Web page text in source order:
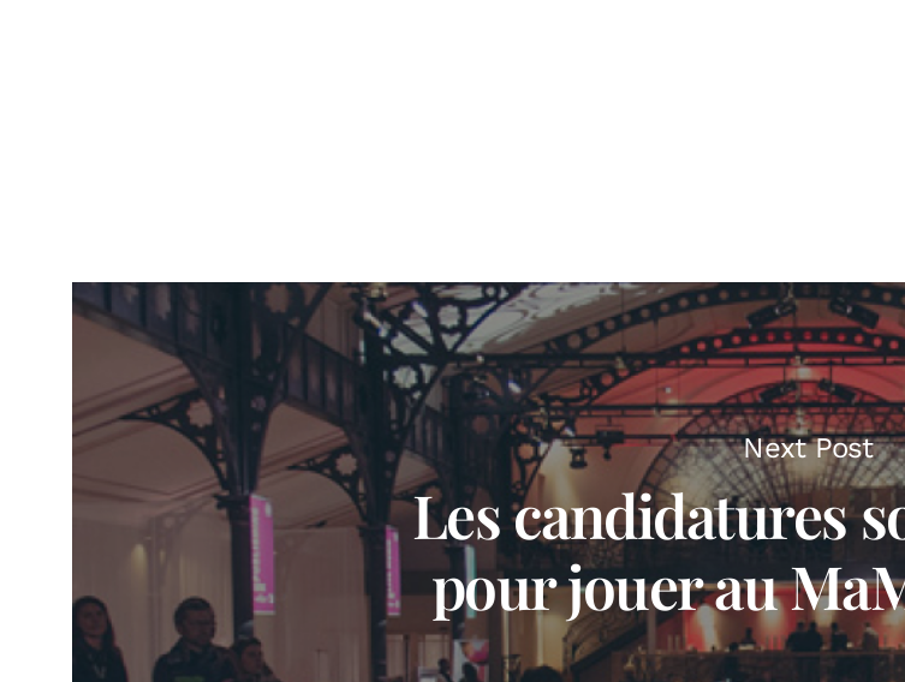
Next Post
Les candidatures
pour jouer au